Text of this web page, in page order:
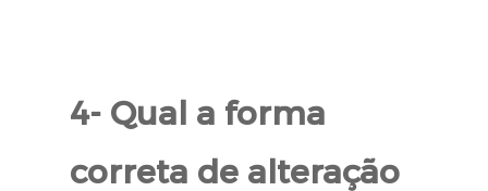
4- Qual a forma
correta de alteração